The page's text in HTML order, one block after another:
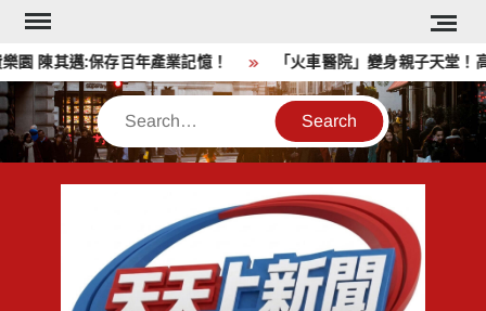
Skip
content
其邁:保存百年產業記憶！ 「火車醫院」變身親子天堂！高雄
Search